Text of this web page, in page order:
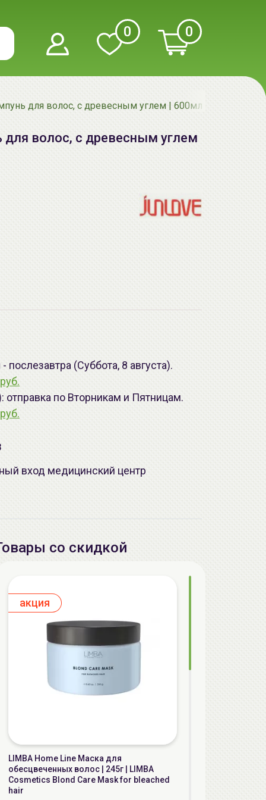
0 0
для волос, с древесным углем | 600мл | Charcoal
для волос, с древесным углем
(Суббота, 8 августа).
отправка по Вторникам и Пятницам.
вход медицинский центр
со скидкой
aкция
LIMBA Home Line Маска для
обесцвеченных волос | 245г | LIMBA
Cosmetics Blond Care Mask for bleached
hair